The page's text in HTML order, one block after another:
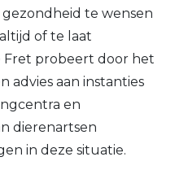
te wensen
of te laat
Fret probeert door het
advies aan instanties
en
dierenartsen
in deze situatie.